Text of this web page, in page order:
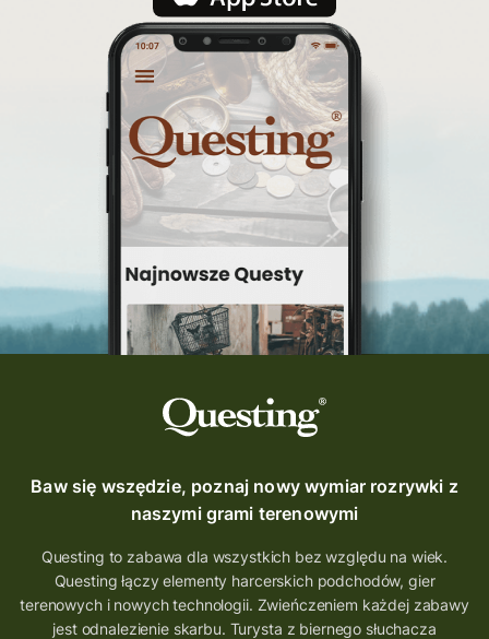
Baw się wszędzie, poznaj nowy wymiar rozrywki z
naszymi grami terenowymi
Questing to zabawa dla wszystkich bez względu na wiek.
Questing łączy elementy harcerskich podchodów, gier
terenowych i nowych technologii. Zwieńczeniem każdej zabawy
jest odnalezienie skarbu. Turysta z biernego słuchacza